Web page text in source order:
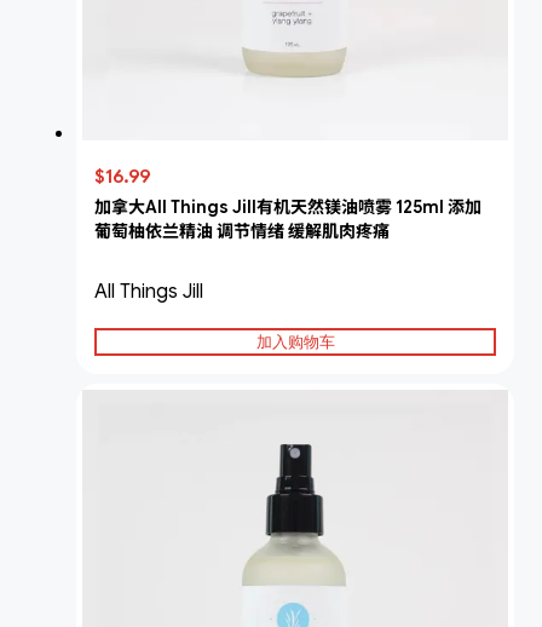
$16.99
加拿大All Things Jill有机天然镁油喷雾 125ml 添加
葡萄柚依兰精油 调节情绪 缓解肌肉疼痛
All Things Jill
加入购物车